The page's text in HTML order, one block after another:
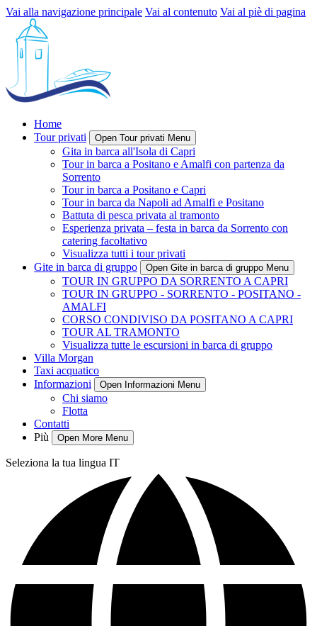
Vai alla navigazione principale Vai al contenuto Vai al piè di pagina
Home
Tour privati
Open Tour privati Menu
Gita in barca all'Isola di Capri
Tour in barca a Positano e Amalfi con partenza da
Sorrento
Tour in barca a Positano e Capri
Tour in barca da Napoli ad Amalfi e Positano
Battuta di pesca privata al tramonto
Esperienza privata – festa in barca da Sorrento con
catering facoltativo
Visualizza tutti i tour privati
Gite in barca di gruppo
Open Gite in barca di gruppo Menu
TOUR IN GRUPPO DA SORRENTO A CAPRI
TOUR IN GRUPPO - SORRENTO - POSITANO -
AMALFI
CORSO CONDIVISO DA POSITANO A CAPRI
TOUR AL TRAMONTO
Visualizza tutte le escursioni in barca di gruppo
Villa Morgan
Taxi acquatico
Informazioni
Open Informazioni Menu
Chi siamo
Flotta
Contatti
Più
Open More Menu
Seleziona la tua lingua IT